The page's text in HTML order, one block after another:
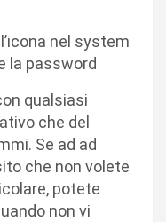
nel system
la password
qualsiasi
che del
Se ad ad
che non volete
potete
non vi